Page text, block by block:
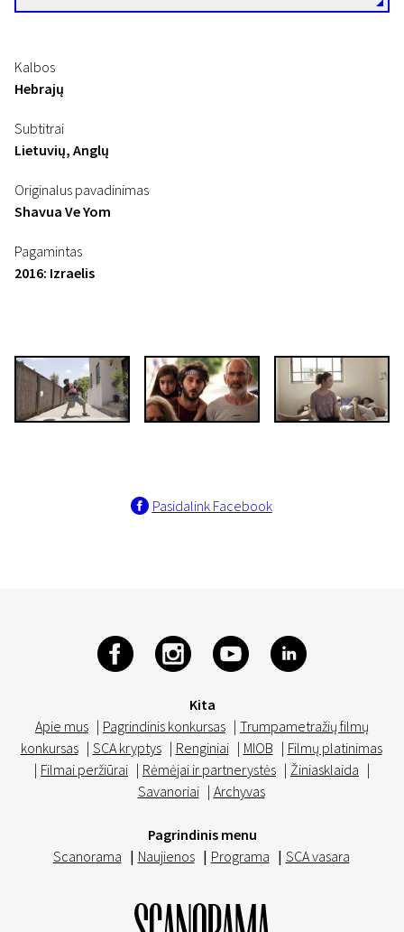
Kalbos
Hebrajų
Subtitrai
Lietuvių, Anglų
Originalus pavadinimas
Shavua Ve Yom
Pagamintas
2016: Izraelis
Pasidalink Facebook
Kita
Apie mus | Pagrindinis konkursas | Trumpametražių filmų
konkursas | SCA kryptys | Renginiai | MIOB | Filmų platinimas
| Filmai peržiūrai | Rėmėjai ir partnerystės | Žiniasklaida |
Savanoriai | Archyvas
Pagrindinis menu
Scanorama | Naujienos | Programa | SCA vasara